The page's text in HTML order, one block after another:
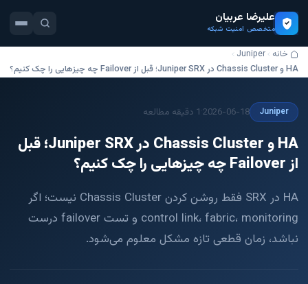
علیرضا عربیان
متخصص امنیت شبکه
خانه Juniper
HA و Chassis Cluster در Juniper SRX؛ قبل از Failover چه چیزهایی را چک کنیم؟
Juniper
2026-06-18
·1 دقیقه مطالعه
HA و Chassis Cluster در Juniper SRX؛ قبل
از Failover چه چیزهایی را چک کنیم؟
HA در SRX فقط روشن کردن Chassis Cluster نیست؛ اگر
control link، fabric، monitoring و تست failover درست
نباشد، زمان قطعی تازه مشکل معلوم می‌شود.